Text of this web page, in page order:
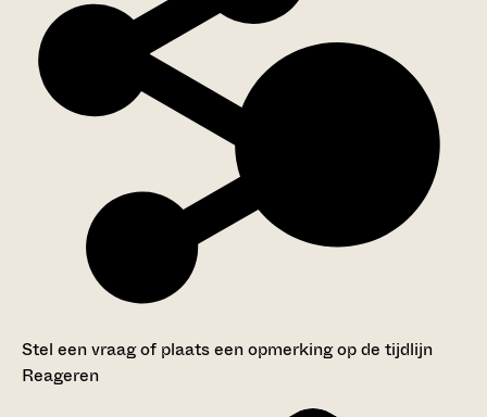
Stel een vraag of plaats een opmerking op de tijdlijn
Reageren